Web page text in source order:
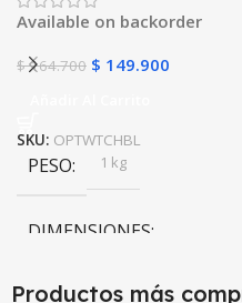
Available on backorder
$164.700 $ 149.900
SKU: OPTWTCHBL
PESO 1 kg
DIMENSIONES
20 × 20 × 20 cm
Productos más